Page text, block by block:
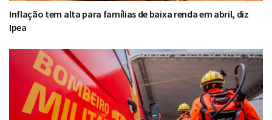
Inflação tem alta para famílias de baixa renda em abril, diz
Ipea